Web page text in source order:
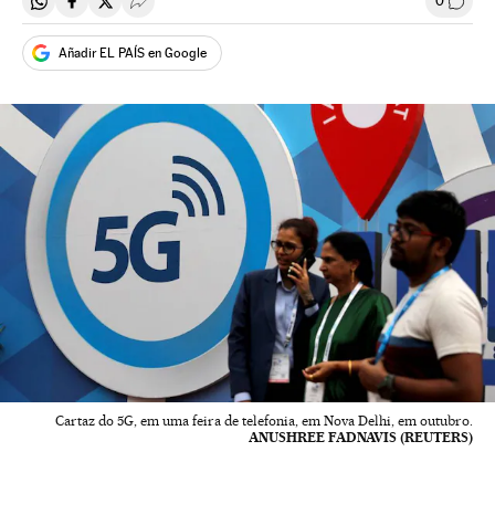
Compartir en Whatsapp
Compartir en Facebook
Compartir en Twitter
Desplegar Redes Sociales
Añadir EL PAÍS en Google
Cartaz do 5G, em uma feira de telefonia, em Nova Delhi, em outubro.
ANUSHREE FADNAVIS (REUTERS)